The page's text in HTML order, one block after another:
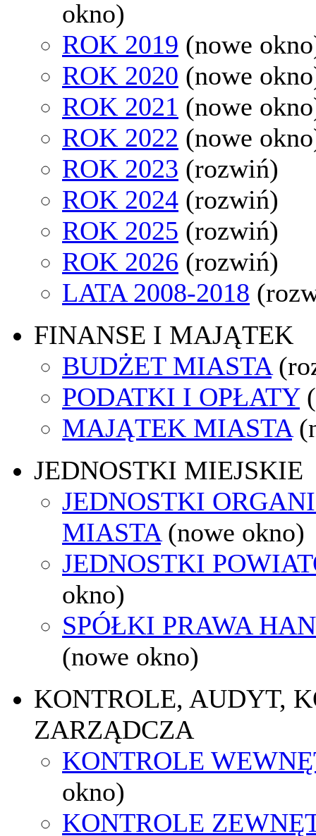
okno)
ROK 2019 (nowe
ROK 2020 (nowe
ROK 2021 (nowe
ROK 2022 (nowe
ROK 2023 (rozwiń)
ROK 2024 (rozwiń)
ROK 2025 (rozwiń)
ROK 2026 (rozwiń)
LATA 2008-2018
FINANSE I MAJĄTEK
BUDŻET MIASTA
PODATKI I OPŁATY
MAJĄTEK MIASTA
JEDNOSTKI MIEJSKIE
JEDNOSTKI
MIASTA (nowe okno)
JEDNOSTKI
okno)
SPÓŁKI PRAWA
(nowe okno)
KONTROLE, AUDYT,
ZARZĄDCZA
KONTROLE
okno)
KONTROLE